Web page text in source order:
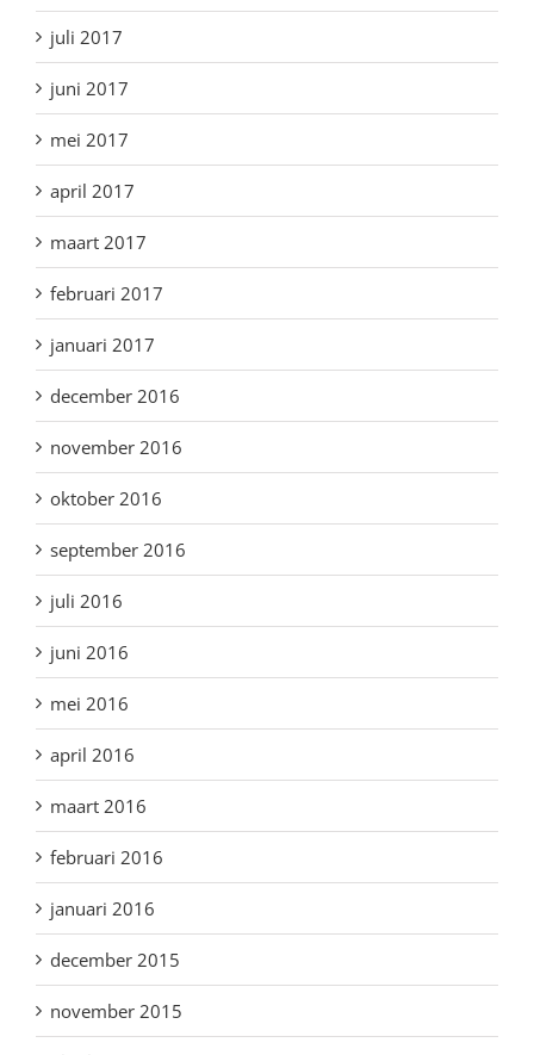
juli 2017
juni 2017
mei 2017
april 2017
maart 2017
februari 2017
januari 2017
december 2016
november 2016
oktober 2016
september 2016
juli 2016
juni 2016
mei 2016
april 2016
maart 2016
februari 2016
januari 2016
december 2015
november 2015